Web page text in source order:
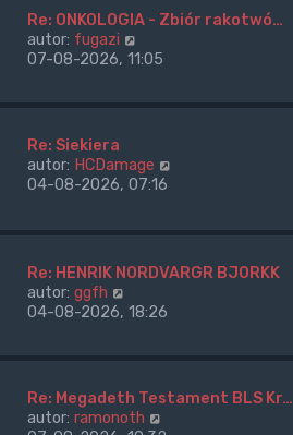
w
t
l
n
a
s
z
s
Re: ONKOLOGIA - Zbiór rakotwó…
autor: fugazi
y
l
n
o
s
o
s
07-08-2026, 11:05
Re: Siekiera
autor: HCDamage
e
t
o
04-08-2026, 07:16
Re: HENRIK NORDVARGR BJORKK
autor: ggfh
y
e
t
l
04-08-2026, 18:26
Re: Megadeth Testament BLS Kr…
autor: ramonoth